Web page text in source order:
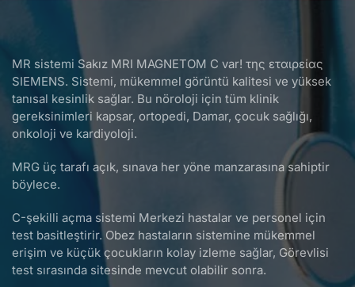
MR sistemi Sakız MRI MAGNETOM C var! της εταιρείας
SIEMENS. Sistemi, mükemmel görüntü kalitesi ve yüksek
tanısal kesinlik sağlar. Bu nöroloji için tüm klinik
gereksinimleri kapsar, ortopedi, Damar, çocuk sağlığı,
onkoloji ve kardiyoloji.
MRG üç tarafı açık, sınava her yöne manzarasına sahiptir
böylece.
C-şekilli açma sistemi Merkezi hastalar ve personel için
test basitleştirir. Obez hastaların sistemine mükemmel
erişim ve küçük çocukların kolay izleme sağlar, Görevlisi
test sırasında sitesinde mevcut olabilir sonra.